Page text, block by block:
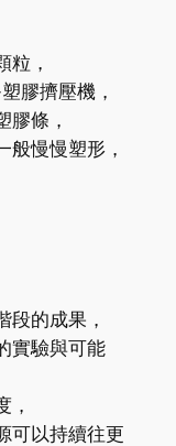
粒，
膠擠壓機，
膠條，
般慢慢塑形，
段的成果，
實驗與可能
，
可以持續往更